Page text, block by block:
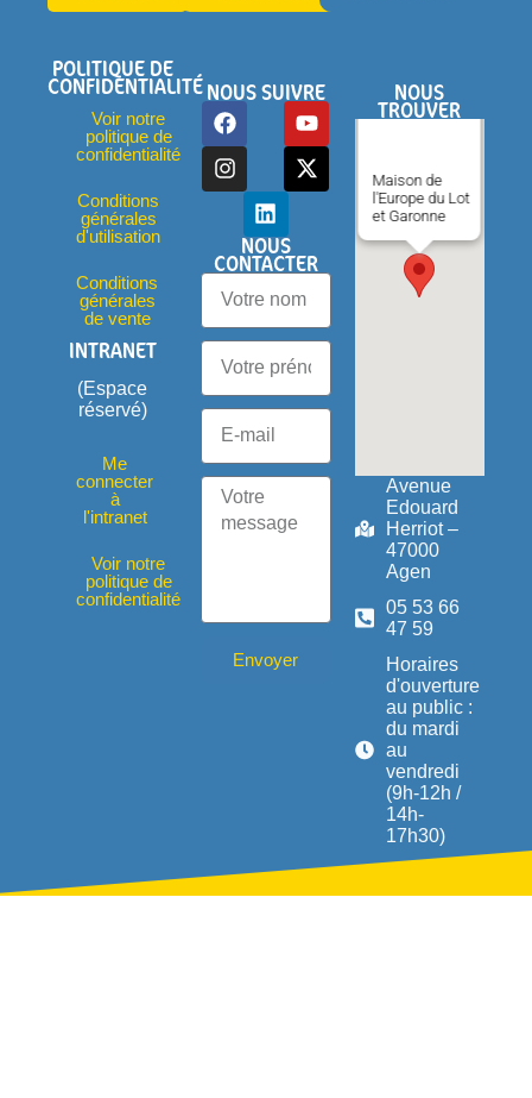
POLITIQUE DE
CONFIDENTIALITÉ
Voir notre
politique de
confidentialité
Conditions
générales
d'utilisation
Conditions
générales
de vente
INTRANET
(Espace
réservé)
Me
connecter
à
l'intranet
Voir notre
politique de
confidentialité
NOUS SUIVRE
NOUS
CONTACTER
Envoyer
NOUS
TROUVER
Maison de
l'Europe du Lot
et Garonne
Avenue
Edouard
Herriot –
47000
Agen
05 53 66
47 59
Horaires
d'ouverture
au public :
du mardi
au
vendredi
(9h-12h /
14h-
17h30)